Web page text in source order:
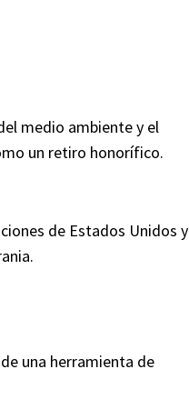
medio ambiente y el
un retiro honorífico.
de Estados Unidos y
una herramienta de